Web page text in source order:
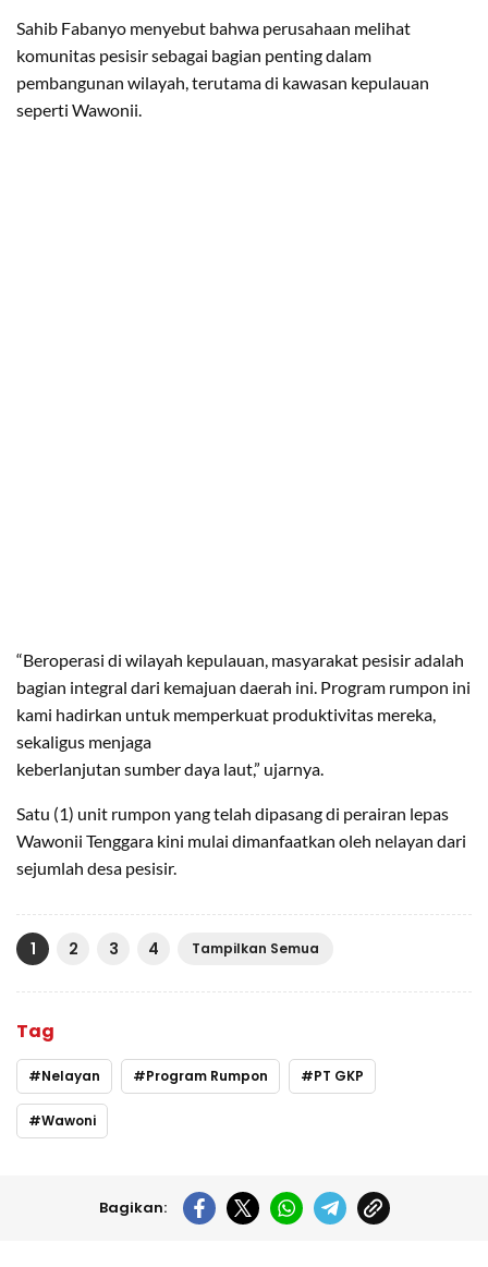
Sahib Fabanyo menyebut bahwa perusahaan melihat
komunitas pesisir sebagai bagian penting dalam
pembangunan wilayah, terutama di kawasan kepulauan
seperti Wawonii.
“Beroperasi di wilayah kepulauan, masyarakat pesisir adalah
bagian integral dari kemajuan daerah ini. Program rumpon ini
kami hadirkan untuk memperkuat produktivitas mereka,
sekaligus menjaga
keberlanjutan sumber daya laut,” ujarnya.
Satu (1) unit rumpon yang telah dipasang di perairan lepas
Wawonii Tenggara kini mulai dimanfaatkan oleh nelayan dari
sejumlah desa pesisir.
1 2 3 4 Tampilkan Semua
Tag
Nelayan Program Rumpon PT GKP
Wawoni
Bagikan: